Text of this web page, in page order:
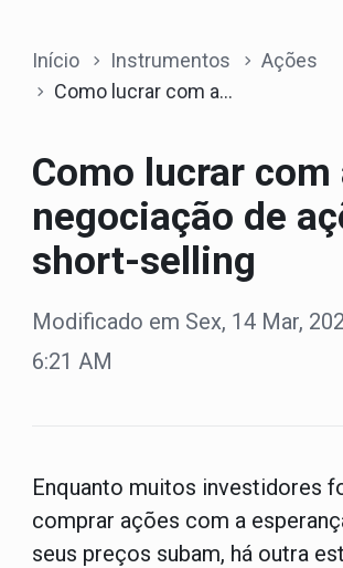
Início Instrumentos
Ações
Como lucrar com a negociação de ações: short-selling
Como lucrar com
negociação de
short-selling
Modificado em Sex, 14 Mar,
6:21 AM
Enquanto muitos investidores
comprar ações com a
seus preços subam, há outra